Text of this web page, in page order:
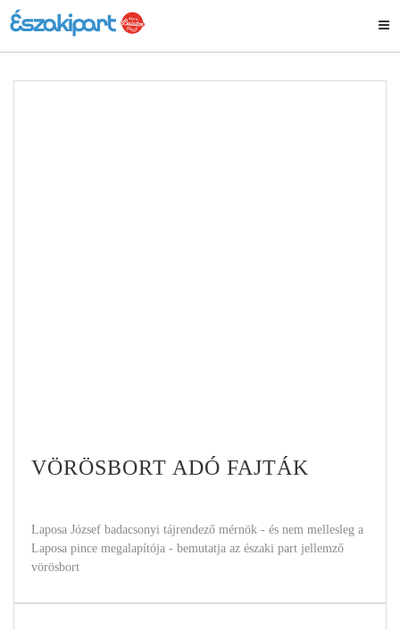
VÖRÖSBORT ADÓ FAJTÁK
Laposa József badacsonyi tájrendező mérnök - és nem mellesleg a
Laposa pince megalapítója - bemutatja az északi part jellemző
vörösbort